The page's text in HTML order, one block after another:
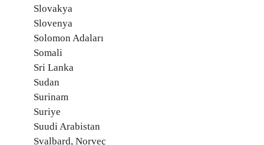
Slovakya
Slovenya
Solomon Adaları
Somali
Sri Lanka
Sudan
Surinam
Suriye
Suudi Arabistan
Svalbard, Norveç